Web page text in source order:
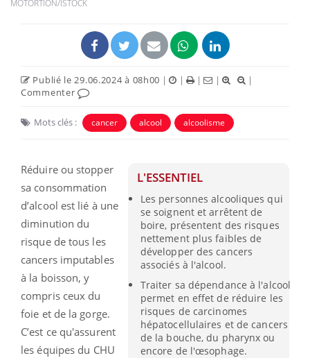
MOTORTION/ISTOCK
Publié le 29.06.2024 à 08h00 | | | |
|
Commenter
Mots clés : cancer alcool alcoolisme
L'ESSENTIEL
Les personnes alcooliques qui
se soignent et arrêtent de
boire, présentent des risques
nettement plus faibles de
développer des cancers
associés à l'alcool.
Traiter sa dépendance à l'alcool
permet en effet de réduire les
risques de carcinomes
hépatocellulaires et de cancers
de la bouche, du pharynx ou
encore de l'œsophage.
Réduire ou stopper
sa consommation
d’alcool est lié à une
diminution du
risque de tous les
cancers imputables
à la boisson, y
compris ceux du
foie et de la gorge.
C’est ce qu'assurent
les équipes du CHU